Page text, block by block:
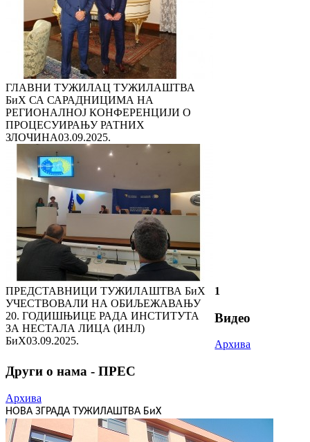
ГЛАВНИ ТУЖИЛАЦ ТУЖИЛАШТВА
БиХ СА САРАДНИЦИМА НА
РЕГИОНАЛНОЈ КОНФЕРЕНЦИЈИ О
ПРОЦЕСУИРАЊУ РАТНИХ
ЗЛОЧИНА03.09.2025.
ПРЕДСТАВНИЦИ ТУЖИЛАШТВА БиХ
УЧЕСТВОВАЛИ НА ОБИЉЕЖАВАЊУ
20. ГОДИШЊИЦЕ РАДА ИНСТИТУТА
ЗА НЕСТАЛА ЛИЦА (ИНЛ)
БиХ03.09.2025.
1
Видео
Архива
Други о нама - ПРЕС
Архива
НОВА ЗГРАДА ТУЖИЛАШТВА БиХ